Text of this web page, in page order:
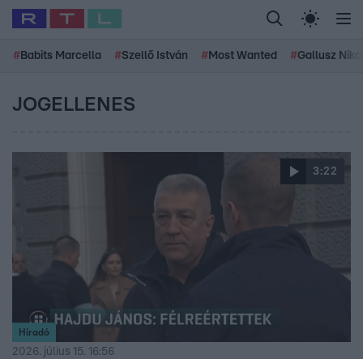
# Babits Marcella #Szellő István # Most Wanted #Gallusz
JOGELLENES
3:22
Híradó
2026. július 15. 16:56